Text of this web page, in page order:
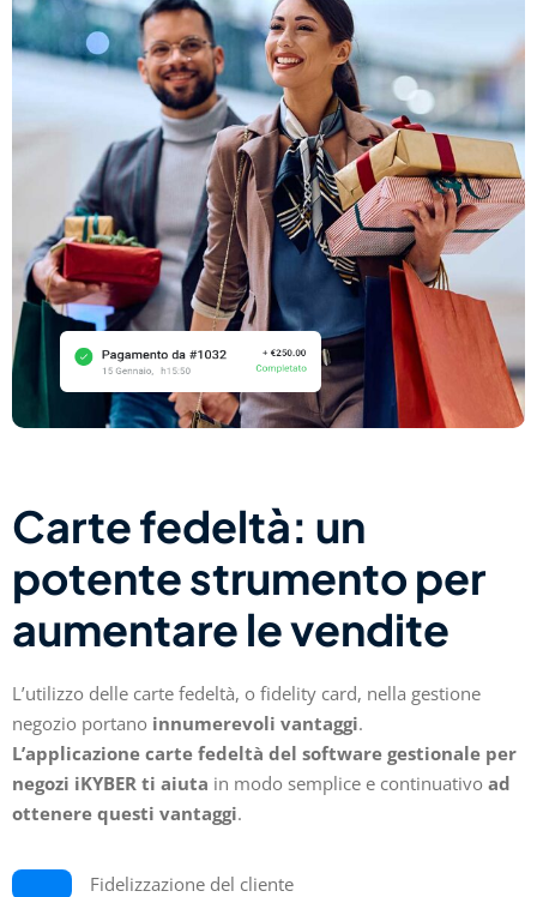
Carte fedeltà: un
potente strumento per
aumentare le vendite
L’utilizzo delle carte fedeltà, o fidelity card, nella gestione
negozio portano innumerevoli vantaggi.
L’applicazione carte fedeltà del software gestionale per
negozi iKYBER ti aiuta in modo semplice e continuativo ad
ottenere questi vantaggi.
Fidelizzazione del cliente